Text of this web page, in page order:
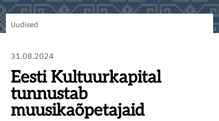
Uudised
31.08.2024
Eesti Kultuurkapital
tunnustab
muusikaõpetajaid